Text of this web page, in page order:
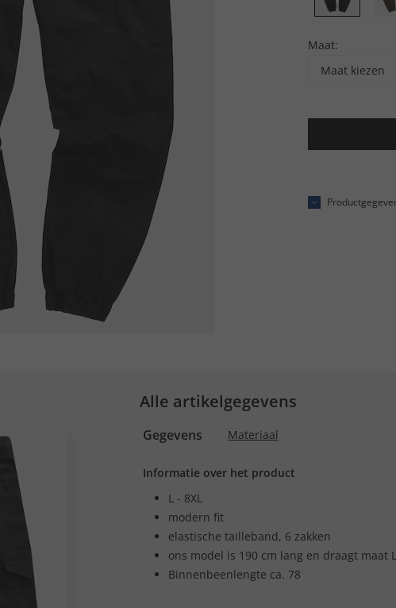
Maat:
Maat kiezen
Alle artikelgegevens
Gegevens Materiaal
Informatie over het product
L - 8XL
modern fit
elastische tailleband, 6 zakken
ons model is 190 cm lang en draagt maat L
Binnenbeenlengte ca. 78